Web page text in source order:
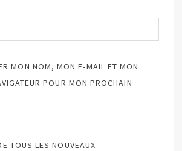
MON NOM, MON E-MAIL ET MON
POUR MON PROCHAIN
TOUS LES NOUVEAUX